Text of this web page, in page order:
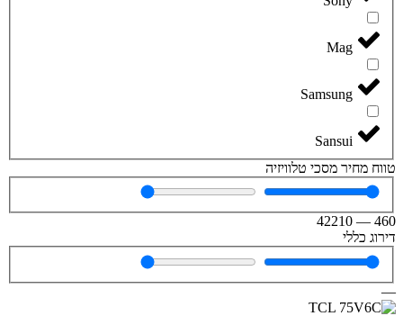
Mag
Samsung
Sansui
טווח מחיר מסכי טלוויזיה
460
—
42210
דירוג כללי
—